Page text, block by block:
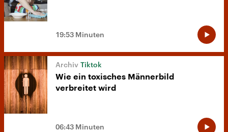
19:53 Minuten
Tiktok
Wie ein toxisches Männerbild
verbreitet wird
06:43 Minuten